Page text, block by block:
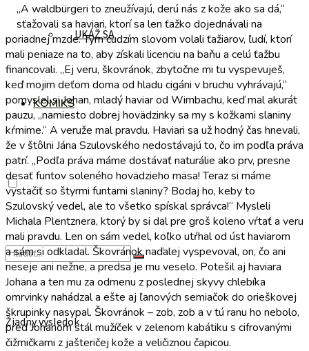
UKÁŽ SA
KOMIKS
Žiadny výsledok
„A waldbürgeri to zneužívajú, derú nás z kože ako sa dá,“
sťažovali sa haviari, ktorí sa len ťažko dojednávali na
poriadnej mzde. Tým cudzím slovom volali ťažiarov, ľudí, ktorí
mali peniaze na to, aby získali licenciu na baňu a celú ťažbu
financovali. „Ej veru, škovránok, zbytočne mi tu vyspevuješ,
keď mojim deťom doma od hladu cigáni v bruchu vyhrávajú,“
pomyslel si Johan, mladý haviar od Wimbachu, keď mal akurát
pauzu, „namiesto dobrej hovädzinky sa my s kožkami slaniny
kŕmime.“ A veruže mal pravdu. Haviari sa už hodný čas hnevali,
že v štôlni Jána Szulovského nedostávajú to, čo im podľa práva
patrí. „Podľa práva máme dostávať naturálie ako prv, presne
desať funtov soleného hovädzieho mäsa! Teraz si máme
vystačiť so štyrmi funtami slaniny? Bodaj ho, keby to
Szulovský vedel, ale to všetko spískal správca!“ Mysleli
Michala Plentznera, ktorý by si dal pre groš koleno vŕtať a veru
mali pravdu. Len on sám vedel, koľko utŕhal od úst haviarom
a sám si odkladal. Škovránok naďalej vyspevoval, on, čo ani
neseje ani nežne, a predsa je mu veselo. Potešil aj haviara
Johana a ten mu za odmenu z poslednej skyvy chlebíka
omrvinky nahádzal a ešte aj ľanových semiačok do orieškovej
škrupinky nasypal. Škovránok – zob, zob a v tú ranu ho nebolo,
pred Johanom stál mužíček v zelenom kabátiku s cifrovanými
čižmičkami z jašteričej kože a veličiznou čapicou.